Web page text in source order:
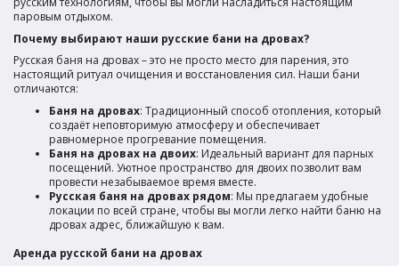
паровым отдыхом.
Почему выбирают наши русские бани на дровах?
Русская баня на дровах – это не просто место для парения, это
настоящий ритуал очищения и восстановления сил. Наши бани
отличаются:
Баня на дровах: Традиционный способ отопления, который
создаёт неповторимую атмосферу и обеспечивает
равномерное прогревание помещения.
Баня на дровах на двоих: Идеальный вариант для парных
посещений. Уютное пространство для двоих позволит вам
провести незабываемое время вместе.
Русская баня на дровах рядом: Мы предлагаем удобные
локации по всей стране, чтобы вы могли легко найти баню на
дровах адрес, ближайшую к вам.
Аренда русской бани на дровах